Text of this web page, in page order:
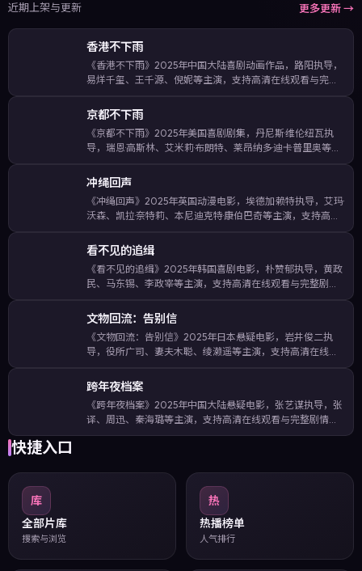
近期上架与更新 更多更新 →
香港不下雨
《香港不下雨》2025年中国大陆喜剧动画作品，路阳执导，
易烊千玺、王千源、倪妮等主演，支持高清在线观看与完整
出人意料的反转。影片收录关键词：香港不下雨在线观看、
中国大陆喜剧、路阳作品、易烊…
京都不下雨
《京都不下雨》2025年美国喜剧剧集，丹尼斯·维伦纽瓦执
导，瑞恩·高斯林、艾米莉·布朗特、莱昂纳多·迪卡普里奥等主
羁绊之间拉扯，节奏张弛有度，悬念保持到片尾。影片收录
关键词：京都不下雨在线…
冲绳回声
《冲绳回声》2025年英国动漫电影，埃德加·赖特执导，艾玛·
沃森、凯拉·奈特莉、本尼迪克特·康伯巴奇等主演，支持高清
现时代背景下小人物的命运起伏。影片收录关键词：冲绳回
声在线观看、英国动漫…
看不见的追缉
《看不见的追缉》2025年韩国喜剧电影，朴赞郁执导，黄政
民、马东锡、李政宰等主演，支持高清在线观看与完整剧情
存之间做出艰难抉择。影片收录关键词：看不见的追缉在线
观看、韩国喜剧、朴赞郁作品、…
文物回流：告别信
《文物回流：告别信》2025年日本悬疑电影，岩井俊二执
导，役所广司、妻夫木聪、绫濑遥等主演，支持高清在线观
张弛有度，悬念保持到片尾。影片收录关键词：文物回流：
告别信在线观看、日本悬疑、岩井…
跨年夜档案
《跨年夜档案》2025年中国大陆悬疑电影，张艺谋执导，张
译、周迅、秦海璐等主演，支持高清在线观看与完整剧情介
绍。以细腻的日常细节铺陈情感，却在关键节点抛出出人意
快捷入口
库
全部片库
搜索与浏览
热
热播榜单
人气排行